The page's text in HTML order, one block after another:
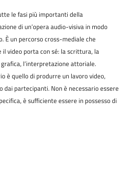
le fasi più importanti della
di un’opera audio-visiva in modo
È un percorso cross-mediale che
il video porta con sé: la scrittura, la
l’interpretazione attoriale.
è quello di produrre un lavoro video,
partecipanti. Non è necessario essere
è sufficiente essere in possesso di